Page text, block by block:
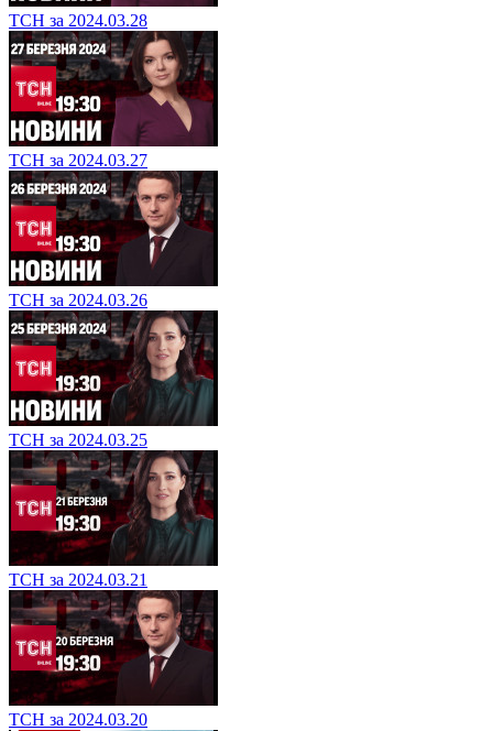
ТСН за 2024.03.28
ТСН за 2024.03.27
ТСН за 2024.03.26
ТСН за 2024.03.25
ТСН за 2024.03.21
ТСН за 2024.03.20